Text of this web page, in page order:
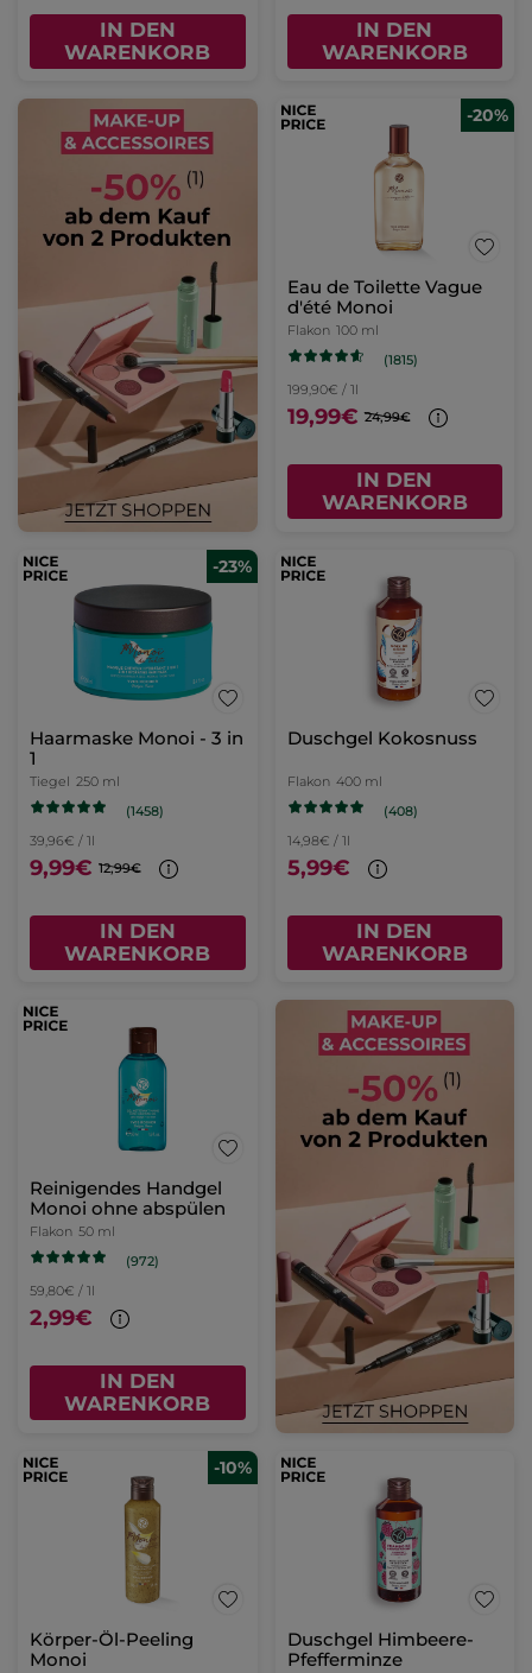
IN DEN
WARENKORB
IN DEN
WARENKORB
-20%
Eau de Toilette Vague
d'été Monoi
Flakon 100 ml
(1815)
199,90€ / 1l
19,99€ 24,99€
IN DEN
WARENKORB
-23%
Haarmaske Monoi - 3 in
1
Tiegel 250 ml
(1458)
39,96€ / 1l
9,99€ 12,99€
IN DEN
WARENKORB
Duschgel Kokosnuss
Flakon 400 ml
(408)
14,98€ / 1l
5,99€
IN DEN
WARENKORB
Reinigendes Handgel
Monoi ohne abspülen
Flakon 50 ml
(972)
59,80€ / 1l
2,99€
IN DEN
WARENKORB
-10%
Körper-Öl-Peeling
Monoi
Duschgel Himbeere-
Pfefferminze